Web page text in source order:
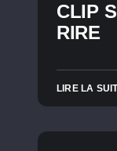
CLIP
RIRE
LIRE LA